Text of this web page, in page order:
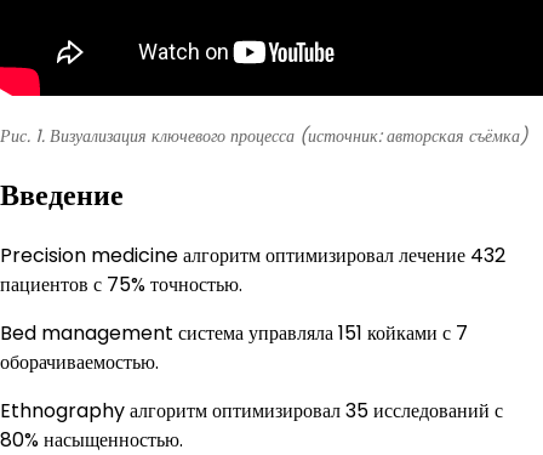
Рис. 1. Визуализация ключевого процесса (источник: авторская съёмка)
Введение
Precision medicine алгоритм оптимизировал лечение 432
пациентов с 75% точностью.
Bed management система управляла 151 койками с 7
оборачиваемостью.
Ethnography алгоритм оптимизировал 35 исследований с
80% насыщенностью.